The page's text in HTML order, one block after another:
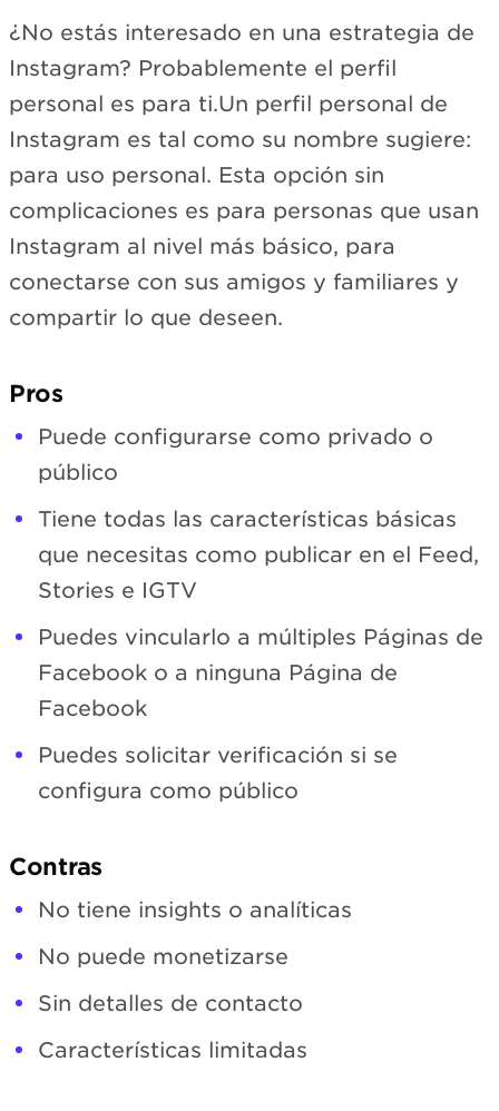
¿No estás interesado en una estrategia de
Instagram? Probablemente el perfil
personal es para ti.Un perfil personal de
Instagram es tal como su nombre sugiere:
para uso personal. Esta opción sin
complicaciones es para personas que usan
Instagram al nivel más básico, para
conectarse con sus amigos y familiares y
compartir lo que deseen.
Pros
Puede configurarse como privado o
público
Tiene todas las características básicas
que necesitas como publicar en el Feed,
Stories e IGTV
Puedes vincularlo a múltiples Páginas de
Facebook o a ninguna Página de
Facebook
Puedes solicitar verificación si se
configura como público
Contras
No tiene insights o analíticas
No puede monetizarse
Sin detalles de contacto
Características limitadas